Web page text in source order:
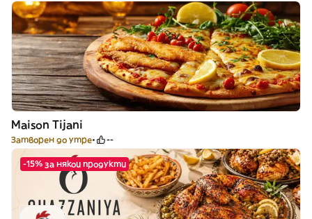
Maison Tijani
Затворен до утре --
-15% за някои продукти